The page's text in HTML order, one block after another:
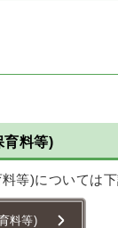
育料等)
等)については
料等)